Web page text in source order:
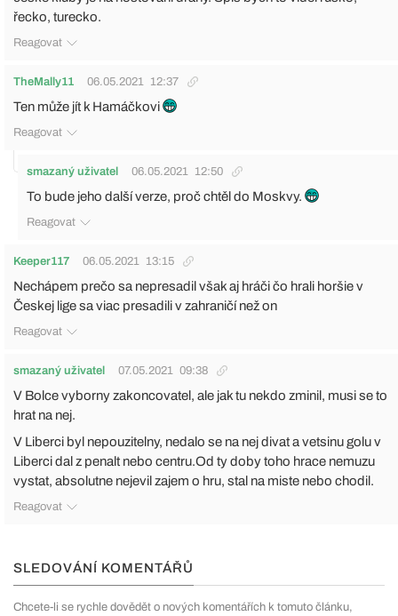
řecko, turecko.
Reagovat
TheMally11 06.05.2021 12:37
Ten může jít k Hamáčkovi
Reagovat
smazaný uživatel 06.05.2021 12:50
To bude jeho další verze, proč chtěl do Moskvy.
Reagovat
Keeper117 06.05.2021 13:15
Nechápem prečo sa nepresadil však aj hráči čo hrali horšie v
Českej lige sa viac presadili v zahraničí než on
Reagovat
smazaný uživatel 07.05.2021 09:38
V Bolce vyborny zakoncovatel, ale jak tu nekdo zminil, musi se to
hrat na nej.
V Liberci byl nepouzitelny, nedalo se na nej divat a vetsinu golu v
Liberci dal z penalt nebo centru.Od ty doby toho hrace nemuzu
vystat, absolutne nejevil zajem o hru, stal na miste nebo chodil.
Reagovat
SLEDOVÁNÍ KOMENTÁŘŮ
Chcete-li se rychle dovědět o nových komentářích k tomuto článku,